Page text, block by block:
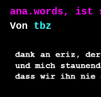
ana.words, ist
Von tbz